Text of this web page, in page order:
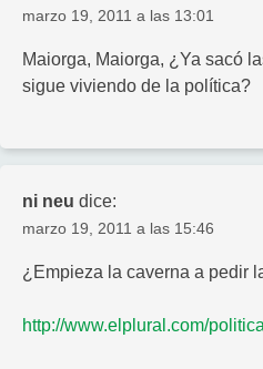
marzo 19, 2011 a las 13:01
Maiorga, Maiorga, ¿Ya sacó
sigue viviendo de la política?
ni neu dice:
marzo 19, 2011 a las 15:46
¿Empieza la caverna a pedir
http://www.elplural.com/